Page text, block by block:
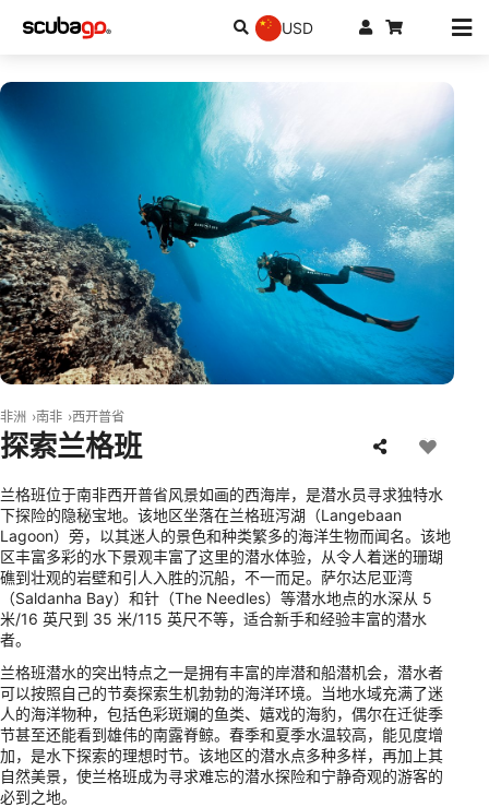
USD
非洲 南非 西开普省
探索兰格班
兰格班位于南非西开普省风景如画的西海岸，是潜水员寻求独特水
下探险的隐秘宝地。该地区坐落在兰格班泻湖（Langebaan
Lagoon）旁，以其迷人的景色和种类繁多的海洋生物而闻名。该地
区丰富多彩的水下景观丰富了这里的潜水体验，从令人着迷的珊瑚
礁到壮观的岩壁和引人入胜的沉船，不一而足。萨尔达尼亚湾
（Saldanha Bay）和针（The Needles）等潜水地点的水深从 5
米/16 英尺到 35 米/115 英尺不等，适合新手和经验丰富的潜水
者。
兰格班潜水的突出特点之一是拥有丰富的岸潜和船潜机会，潜水者
可以按照自己的节奏探索生机勃勃的海洋环境。当地水域充满了迷
人的海洋物种，包括色彩斑斓的鱼类、嬉戏的海豹，偶尔在迁徙季
节甚至还能看到雄伟的南露脊鲸。春季和夏季水温较高，能见度增
加，是水下探索的理想时节。该地区的潜水点多种多样，再加上其
自然美景，使兰格班成为寻求难忘的潜水探险和宁静奇观的游客的
必到之地。